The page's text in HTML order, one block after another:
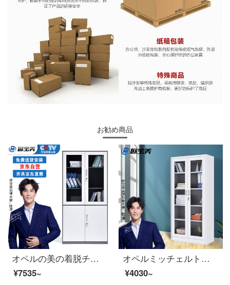
お勧め商品
オペルの美の着脱チェイストの資料の箱の書類棚の鋼製の鉄の皮の箱の大きいものの箱の1850*900*400
¥7535~
オペルミッチェルトオフィスキャビネット鋼製のブリーフィングキャビネットのアーカイブキャビネットの棚には、キャビネット全体のガラスのチェイストがあります。
¥4030~